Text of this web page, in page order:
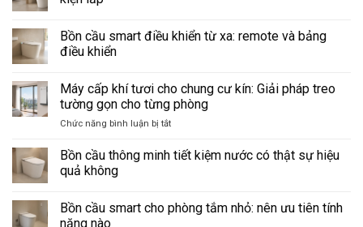
bình
luận
ở
cầu
thông
minh
thay
cầu
cũ:
điều
Bồn cầu smart điều khiển từ xa: remote và bảng
điều khiển
bình
luận
ở
Bồn
điều
khiển
từ
và
bảng
Máy cấp khí tươi cho chung cư kín: Giải pháp treo
tường gọn cho từng phòng
Chức năng bình luận bị tắtở
cấp
chung
Bồn cầu thông minh tiết kiệm nước có thật sự hiệu
quả không
bình
luận
Bồn cầu smart cho phòng tắm nhỏ: nên ưu tiên tính
năng nào